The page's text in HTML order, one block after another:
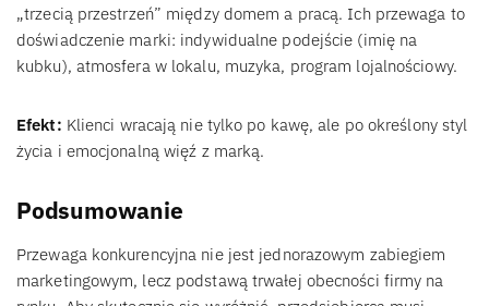
„trzecią przestrzeń” między domem a pracą. Ich przewaga to
doświadczenie marki: indywidualne podejście (imię na
kubku), atmosfera w lokalu, muzyka, program lojalnościowy.
Efekt: Klienci wracają nie tylko po kawę, ale po określony styl
życia i emocjonalną więź z marką.
Podsumowanie
Przewaga konkurencyjna nie jest jednorazowym zabiegiem
marketingowym, lecz podstawą trwałej obecności firmy na